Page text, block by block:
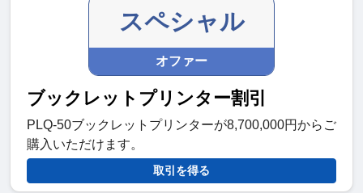
スペシャル
オファー
ブックレットプリンター割引
PLQ-50ブックレットプリンターが8,700,000円からご
購入いただけます。
取引を得る